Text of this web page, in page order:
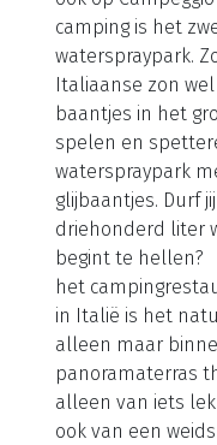
camping is het
waterspraypark.
Italiaanse zon
baantjes in het
spelen en
waterspraypark
glijbaantjes. Durf
driehonderd liter
begint te hellen?
het
in Italië is het
alleen maar
panoramaterras
alleen van iets
ook van een